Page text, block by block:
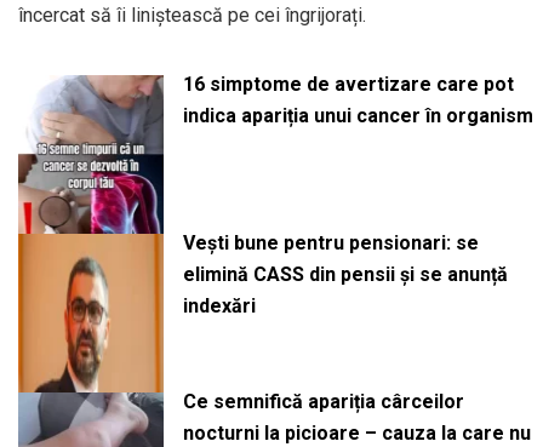
încercat să îi liniștească pe cei îngrijorați.
16 simptome de avertizare care pot
indica apariția unui cancer în organism
Vești bune pentru pensionari: se
elimină CASS din pensii și se anunță
indexări
Ce semnifică apariția cârceilor
nocturni la picioare – cauza la care nu